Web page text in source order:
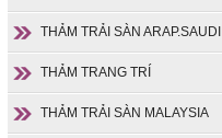
THẢM TRẢI SÀN ARAP.SAUDI
THẢM TRANG TRÍ
THẢM TRẢI SÀN MALAYSIA